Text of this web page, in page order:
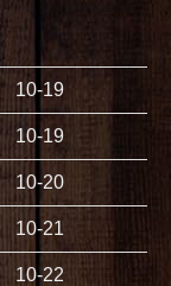
10-19
10-19
10-20
10-21
10-22